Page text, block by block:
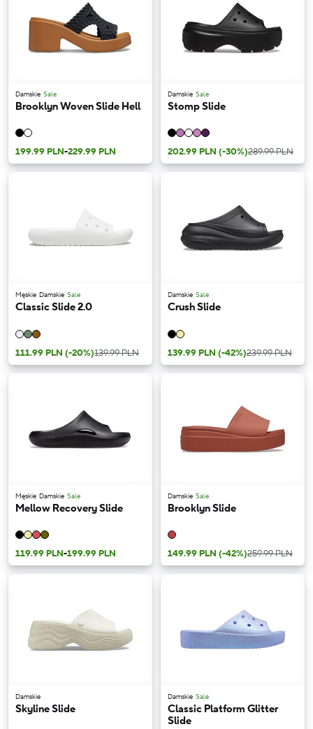
Damskie Sale
Brooklyn Woven Slide Hell
199.99 PLN-229.99 PLN
Damskie Sale
Stomp Slide
202.99 PLN (-30%)289.99 PLN
Męskie Damskie Sale
Classic Slide 2.0
111.99 PLN (-20%)139.99 PLN
Damskie Sale
Crush Slide
139.99 PLN (-42%)239.99 PLN
Męskie Damskie Sale
Mellow Recovery Slide
119.99 PLN-199.99 PLN
Damskie Sale
Brooklyn Slide
149.99 PLN (-42%)259.99 PLN
Damskie
Skyline Slide
Damskie Sale
Classic Platform Glitter
Slide